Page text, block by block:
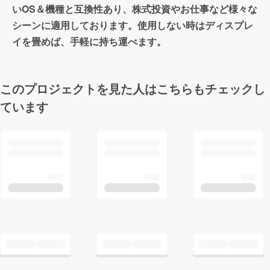
いOS＆機種と互換性あり、株式投資やお仕事など様々な
シーンに適用しております。使用しない時はディスプレ
イを畳めば、手軽に持ち運べます。
このプロジェクトを見た人はこちらもチェックし
ています